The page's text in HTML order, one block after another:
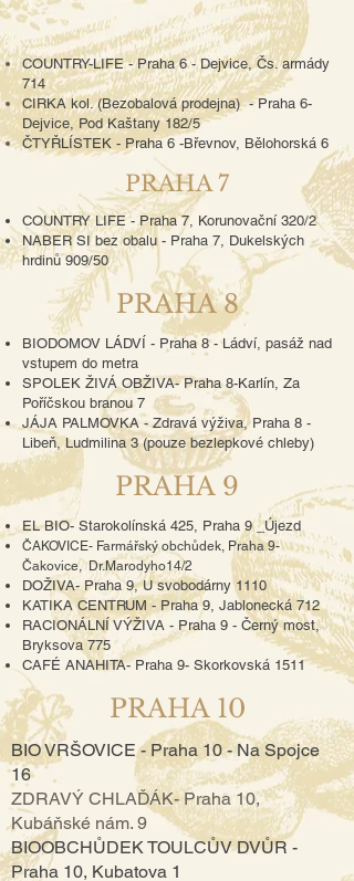
COUNTRY-LIFE - Praha 6 - Dejvice, Čs. armády
714
CIRKA kol. (Bezobalová prodejna) - Praha 6-
Dejvice, Pod Kaštany 182/5
ČTYŘLÍSTEK - Praha 6 -Břevnov, Bělohorská 6
PRAHA 7
COUNTRY LIFE - Praha 7, Korunovační 320/2
NABER SI bez obalu - Praha 7, Dukelských
hrdinů 909/50
PRAHA 8
BIODOMOV LÁDVÍ - Praha 8 - Ládví, pasáž nad
vstupem do metra
SPOLEK ŽIVÁ OBŽIVA- Praha 8-Karlín, Za
Poříčskou branou 7
JÁJA PALMOVKA - Zdravá výživa, Praha 8 -
Libeň, Ludmilina 3 (pouze bezlepkové chleby)
PRAHA 9
EL BIO- Starokolínská 425, Praha 9 _Újezd
ČAKOVICE- Farmářský obchůdek, Praha 9-
Čakovice, Dr.Marodyho14/2
DOŽIVA- Praha 9, U svobodárny 1110
KATIKA CENTRUM - Praha 9, Jablonecká 712
RACIONÁLNÍ VÝŽIVA - Praha 9 - Černý most,
Bryksova 775
CAFÉ ANAHITA- Praha 9- Skorkovská 1511
PRAHA 10
BIO VRŠOVICE - Praha 10 - Na Spojce
16
ZDRAVÝ CHLAĎÁK- Praha 10,
Kubáňské nám. 9
BIOOBCHŮDEK TOULCŮV DVŮR -
Praha 10, Kubatova 1